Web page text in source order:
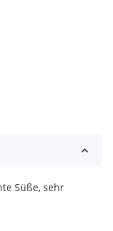
Süße, sehr